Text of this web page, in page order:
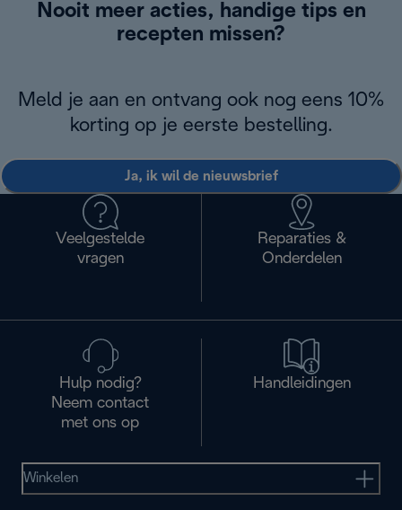
Nooit meer acties, handige tips en
recepten missen?
Meld je aan en ontvang ook nog eens 10%
korting op je eerste bestelling.
Ja, ik wil de nieuwsbrief
Veelgestelde
vragen
Reparaties &
Onderdelen
Hulp nodig?
Neem contact
met ons op
Handleidingen
Winkelen